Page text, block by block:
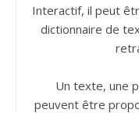
Interactif, il peut
dictionnaire de
Un texte, une
peuvent être